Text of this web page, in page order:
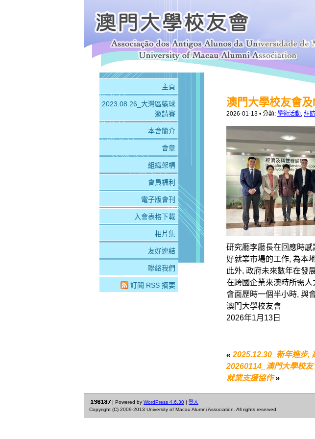
澳門大學校友會
2026-01-13 • 分類: 學術活動, 拜
研究廳李廳長在回應時
好就業市場的工作, 為本
此外, 政府未來數年在發
在跨國企業來澳時所需
會面歷時一個半小時, 與
澳門大學校友會
2026年1月13日
« 2025.12.30_新年進步,
20260114_澳門大學校
就業支援協作»
主頁
2023.08.26_大灣區籃球
邀請賽
本會簡介
會章
組織架構
會員福利
電子版會刊
入會表格下載
相片集
友好連結
聯絡我們
訂閱 RSS 摘要
| Powered by WordPress 4.6.30 | 登入
Copyright (C) 2009-2013 University of Macau Alumni Association. All rights reserved.